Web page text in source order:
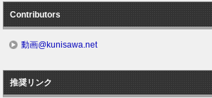
Contributors
動画@kunisawa.net
推奨リンク